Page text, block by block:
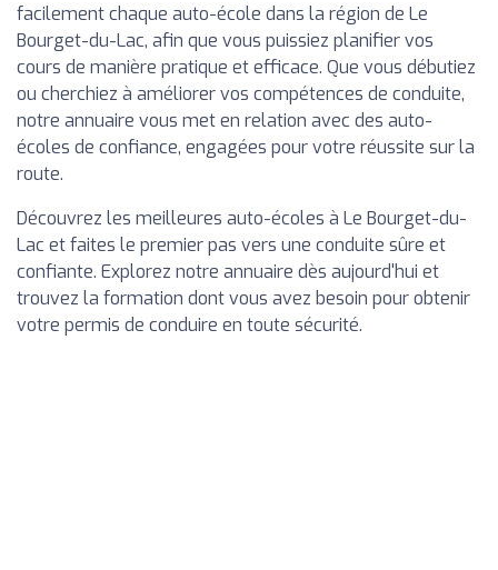
facilement chaque auto-école dans la région de Le
Bourget-du-Lac, afin que vous puissiez planifier vos
cours de manière pratique et efficace. Que vous débutiez
ou cherchiez à améliorer vos compétences de conduite,
notre annuaire vous met en relation avec des auto-
écoles de confiance, engagées pour votre réussite sur la
route.
Découvrez les meilleures auto-écoles à Le Bourget-du-
Lac et faites le premier pas vers une conduite sûre et
confiante. Explorez notre annuaire dès aujourd'hui et
trouvez la formation dont vous avez besoin pour obtenir
votre permis de conduire en toute sécurité.